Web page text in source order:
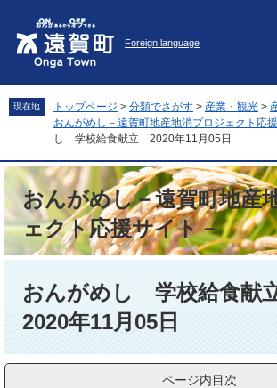
先
頭
。
を
飛
て
へ
Foreign language
現在地 トップページ > 分類でさがす > 産業・観光 >
おんがめし－遠賀町地産地消プロジェクト応
し 学校給食献立 2020年11月05日
おんがめし－遠賀町地産
ェクト応援サイト－
おんがめし 学校給食献
2020年11月05日
ページ内目次